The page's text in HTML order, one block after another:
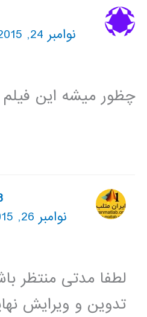
نوامبر 24, 2015 در 2:46 ب.ظ
چظور میشه این فیلم
نوامبر 26, 2015 در 6:00 ق.ظ
لطفا مدتی منتظر
تدوین و ویرایش